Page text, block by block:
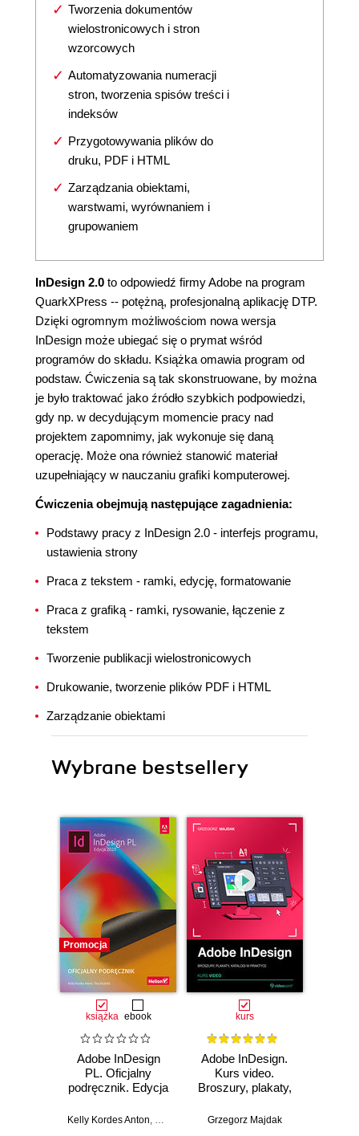
Tworzenia dokumentów
wielostronicowych i stron
wzorcowych
Automatyzowania numeracji
stron, tworzenia spisów treści i
indeksów
Przygotowywania plików do
druku, PDF i HTML
Zarządzania obiektami,
warstwami, wyrównaniem i
grupowaniem
InDesign 2.0 to odpowiedź firmy Adobe na program
QuarkXPress -- potężną, profesjonalną aplikację DTP.
Dzięki ogromnym możliwościom nowa wersja
InDesign może ubiegać się o prymat wśród
programów do składu. Książka omawia program od
podstaw. Ćwiczenia są tak skonstruowane, by można
je było traktować jako źródło szybkich podpowiedzi,
gdy np. w decydującym momencie pracy nad
projektem zapomnimy, jak wykonuje się daną
operację. Może ona również stanowić materiał
uzupełniający w nauczaniu grafiki komputerowej.
Ćwiczenia obejmują następujące zagadnienia:
Podstawy pracy z InDesign 2.0 - interfejs programu,
ustawienia strony
Praca z tekstem - ramki, edycję, formatowanie
Praca z grafiką - ramki, rysowanie, łączenie z
tekstem
Tworzenie publikacji wielostronicowych
Drukowanie, tworzenie plików PDF i HTML
Zarządzanie obiektami
Wybrane bestsellery
Promocja
książka ebook
Adobe InDesign
PL. Oficjalny
podręcznik. Edycja
Kelly Kordes Anton, Tina DeJarld
kurs
Adobe InDesign.
Kurs video.
Broszury, plakaty,
Grzegorz Majdak